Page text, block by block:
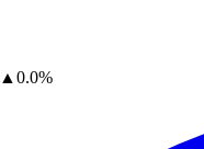
▲ 0.0%